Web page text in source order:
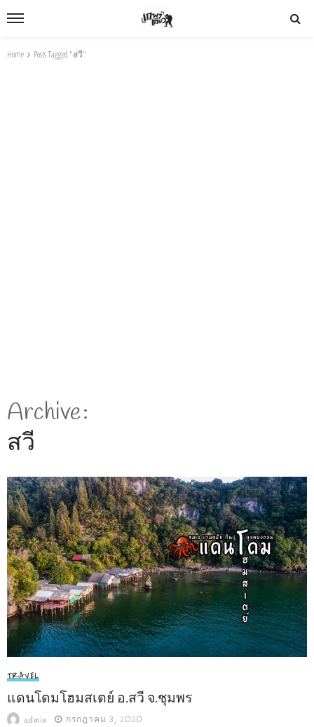
Home Posts Tagged "สวี"
Archive
สวี
TRAVEL
แดนโดมโฮมสเตย์ อ.สวี จ.ชุมพร
admin กรกฎาคม 3, 2020